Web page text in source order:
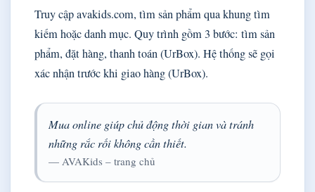
Truy cập avakids.com, tìm sản phẩm qua khung tìm
kiếm hoặc danh mục. Quy trình gồm 3 bước: tìm sản
phẩm, đặt hàng, thanh toán (UrBox). Hệ thống sẽ gọi
xác nhận trước khi giao hàng (UrBox).
Mua online giúp chủ động thời gian và tránh
những rắc rối không cần thiết.
— AVAKids – trang chủ